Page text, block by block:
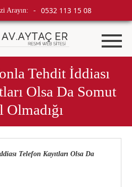
Arayın: - 0532 113 15 08
Tehdit İddiası
Olsa Da Somut
Telefon Kayıtları Olsa Da